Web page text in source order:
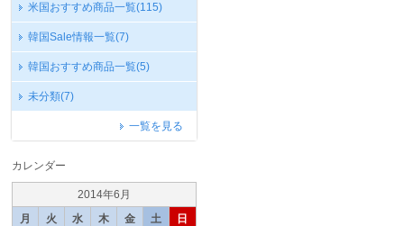
米国おすすめ商品一覧(115)
韓国Sale情報一覧(7)
韓国おすすめ商品一覧(5)
未分類(7)
一覧を見る
カレンダー
2014年6月
月
火 水 木 金 土 日